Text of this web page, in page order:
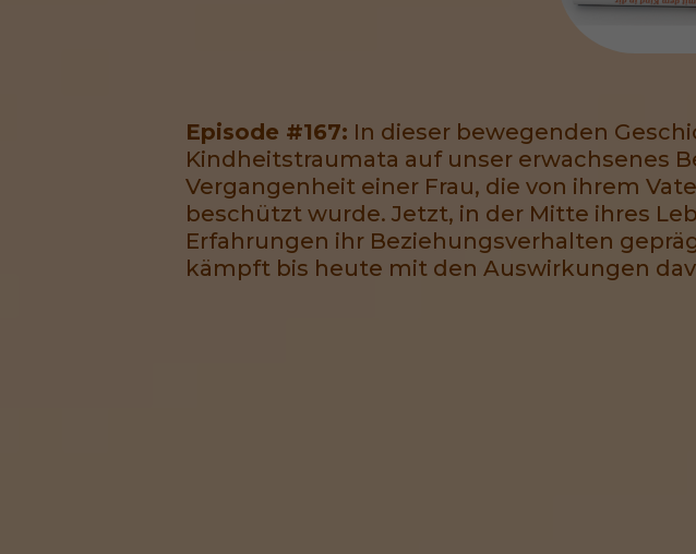
Episode #167: In dieser bewegenden
Kindheitstraumata auf unser erwachsenes
Vergangenheit einer Frau, die von ihrem
beschützt wurde. Jetzt, in der Mitte ihres
Erfahrungen ihr Beziehungsverhalten
kämpft bis heute mit den Auswirkungen